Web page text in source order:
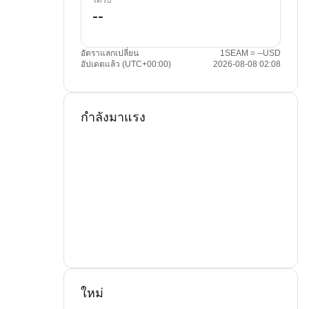
อัตราแลกเปลี่ยน
1SEAM = --USD
อัปเดตแล้ว (UTC+00:00)
2026-08-08 02:08
กำลังมาแรง
ใหม่